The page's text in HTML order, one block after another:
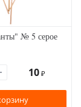
№ 5 серое
10 ₽